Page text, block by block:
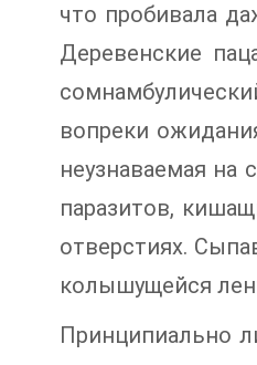
что пробивала
Деревенские
вопреки
неузнаваемая на
паразитов,
отверстиях.
колышущейся
Принципиально